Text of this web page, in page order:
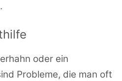
oder ein
Probleme, die man oft